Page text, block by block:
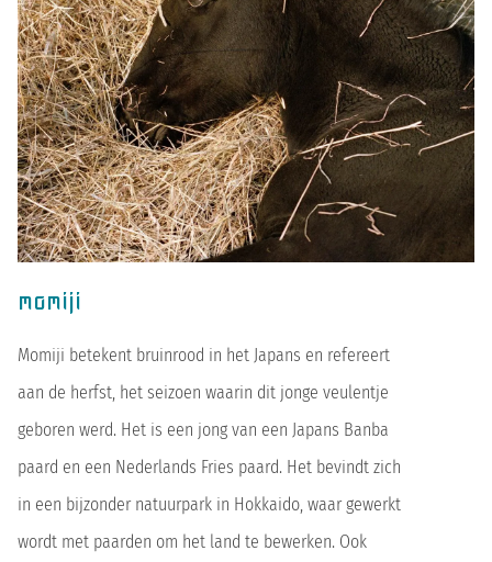
momiji
Momiji betekent bruinrood in het Japans en refereert
aan de herfst, het seizoen waarin dit jonge veulentje
geboren werd. Het is een jong van een Japans Banba
paard en een Nederlands Fries paard. Het bevindt zich
in een bijzonder natuurpark in Hokkaido, waar gewerkt
wordt met paarden om het land te bewerken. Ook